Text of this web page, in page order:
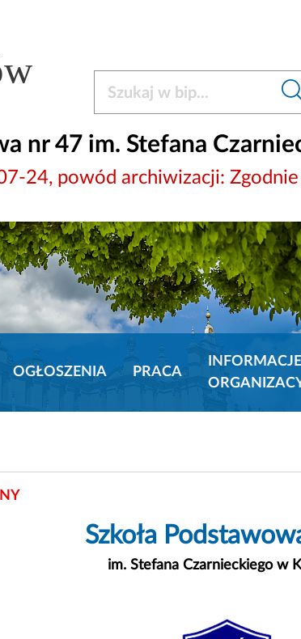
nr 47 im. Stefana
24, powód archiwizacji:
OGŁOSZENIA PRACA
INFORMACJE
Szkoła
im. Stefana Czarnieckiego w